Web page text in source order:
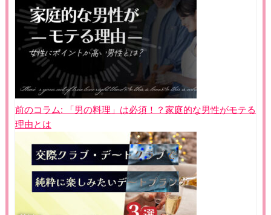
投
稿
ナ
ビ
シ
ョ
ン
前のコラム:
「男の料理」は必須！？家庭的な男性がモテる
理由とは